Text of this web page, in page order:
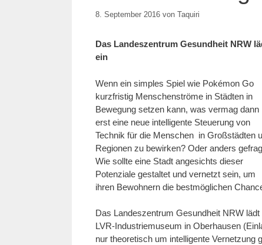
8. September 2016 von Taquiri
Das Landeszentrum Gesundheit NRW
ein
Wenn ein simples Spiel wie Pokémon Go
kurzfristig Menschenströme in Städten in
Bewegung setzen kann, was vermag dann
erst eine neue intelligente Steuerung von
Technik für die Menschen in Großstädten
Regionen zu bewirken? Oder anders
Wie sollte eine Stadt angesichts dieser
Potenziale gestaltet und vernetzt sein, um
ihren Bewohnern die bestmöglichen
Das Landeszentrum Gesundheit NRW
LVR-Industriemuseum in Oberhausen
nur theoretisch um intelligente Vernetzung